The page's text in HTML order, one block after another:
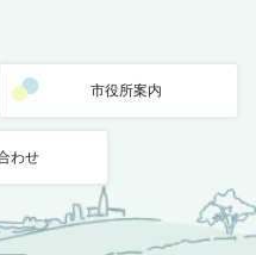
市役所案内
わせ